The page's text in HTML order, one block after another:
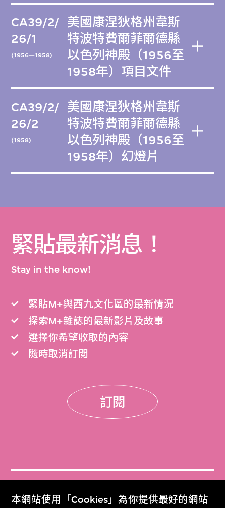
本網站使用「Cookies」為你提供最好的網站
CA39/2/
26/1
(1956—1958)
美國康涅狄格州韋斯
特波特費爾菲爾德縣
以色列神殿（1956至
1958年）項目文件
CA39/2/
26/2
(1958)
美國康涅狄格州韋斯
特波特費爾菲爾德縣
以色列神殿（1956至
1958年）幻燈片
緊貼最新消息！
Stay in the know!
緊貼M+與西九文化區的最新情況
探索M+雜誌的最新影片及故事
選擇你希望收取的內容
隨時取消訂閲
訂閱
門票